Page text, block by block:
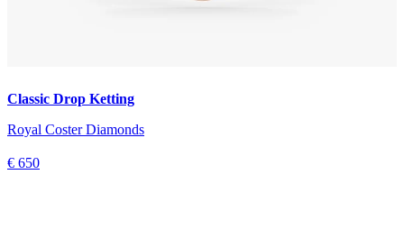
Classic Drop Ketting
Royal Coster Diamonds
€ 650